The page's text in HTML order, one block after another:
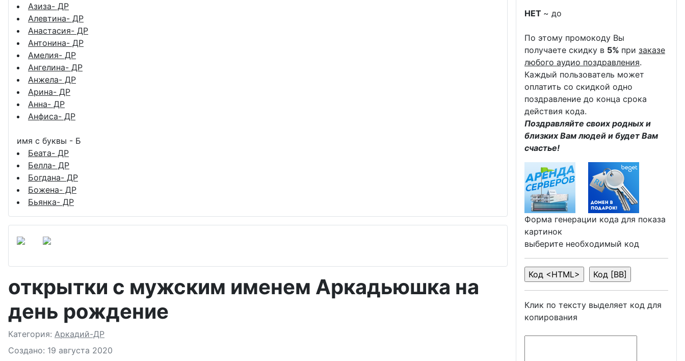
Азиза- ДР
Алевтина- ДР
Анастасия- ДР
Антонина- ДР
Амелия- ДР
Ангелина- ДР
Анжела- ДР
Арина- ДР
Анна- ДР
Анфиса- ДР
имя с буквы - Б
Беата- ДР
Белла- ДР
Богдана- ДР
Божена- ДР
Бьянка- ДР
открытки с мужским именем Аркадьюшка на
день рождение
Подробности
Категория: Аркадий-ДР
Создано: 19 августа 2020
НЕТ ~ до
По этому промокоду Вы
получаете скидку в 5% при заказе
любого аудио поздравления.
Каждый пользователь может
оплатить со скидкой одно
поздравление до конца срока
действия кода.
Поздравляйте своих родных и
близких Вам людей и будет Вам
счастье!
Форма генерации кода для показа
картинок
выберите необходимый код
Клик по тексту выделяет код для
копирования